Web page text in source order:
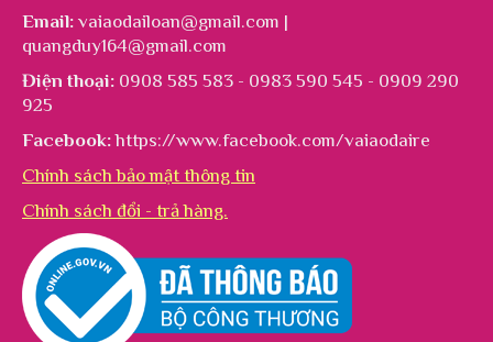
Email: vaiaodailoan@gmail.com |
quangduy164@gmail.com
Điện thoại: 0908 585 583 - 0983 590 545 - 0909 290
925
Facebook: https://www.facebook.com/vaiaodaire
Chính sách bảo mật thông tin
Chính sách đổi - trả hàng.